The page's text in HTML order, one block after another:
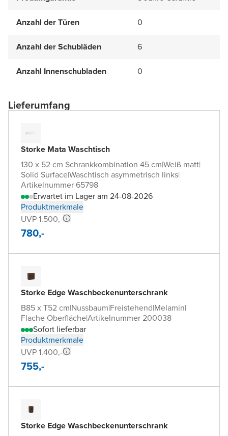
Anzahl der Türen 0
Anzahl der Schubläden 6
Anzahl Innenschubladen 0
Lieferumfang
Storke Mata Waschtisch
130 x 52 cm Schrankkombination 45 cm|Weiß matt|
Solid Surface|Waschtisch asymmetrisch links|
Artikelnummer 65798
Erwartet im Lager am 24-08-2026
Produktmerkmale
UVP 1.500,-
780,-
Storke Edge Waschbeckenunterschrank
B85 x T52 cm|Nussbaum|Freistehend|Melamin|
Flache Oberfläche|Artikelnummer 200038
Sofort lieferbar
Produktmerkmale
UVP 1.400,-
755,-
Storke Edge Waschbeckenunterschrank